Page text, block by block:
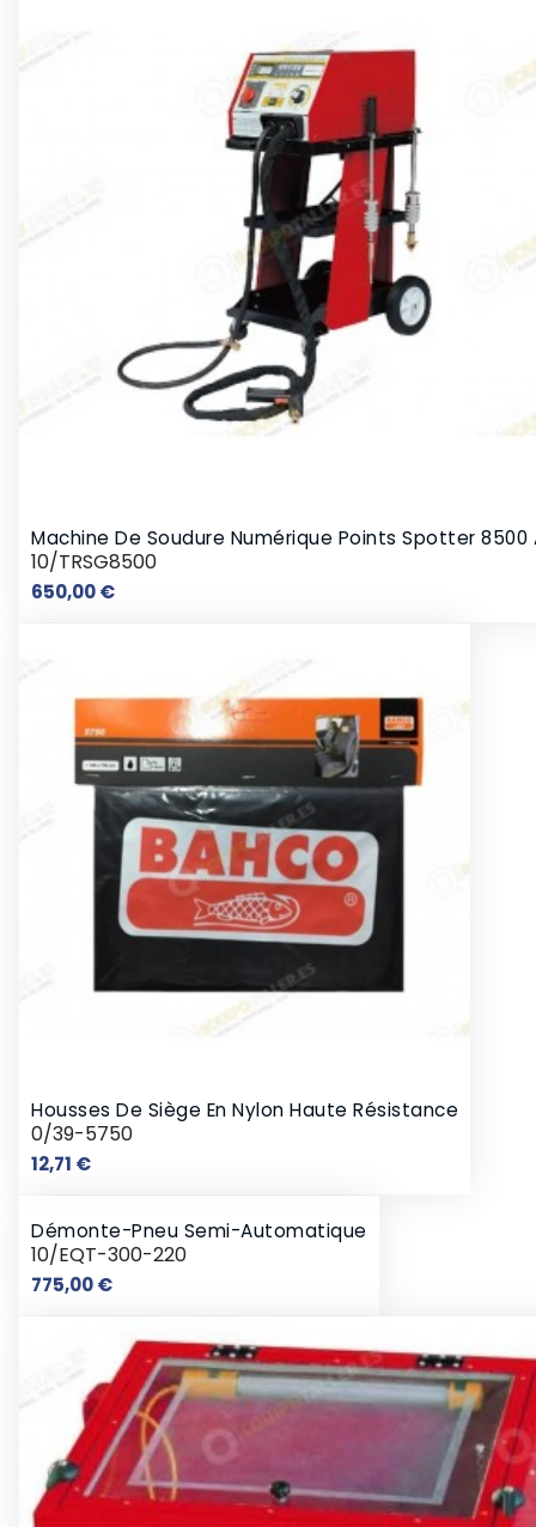
Machine De Soudure Numérique Points Spotter 8500
10/TRSG8500
650,00 €Prix
Housses De Siège En Nylon Haute Résistance
0/39-5750
12,71 €Prix
Démonte-Pneu Semi-Automatique
10/EQT-300-220
775,00 €Prix